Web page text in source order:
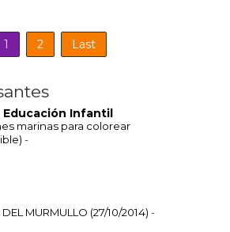
1 2 Last
Educación Infantil
marinas para colorear
-
MURMULLO (27/10/2014) -